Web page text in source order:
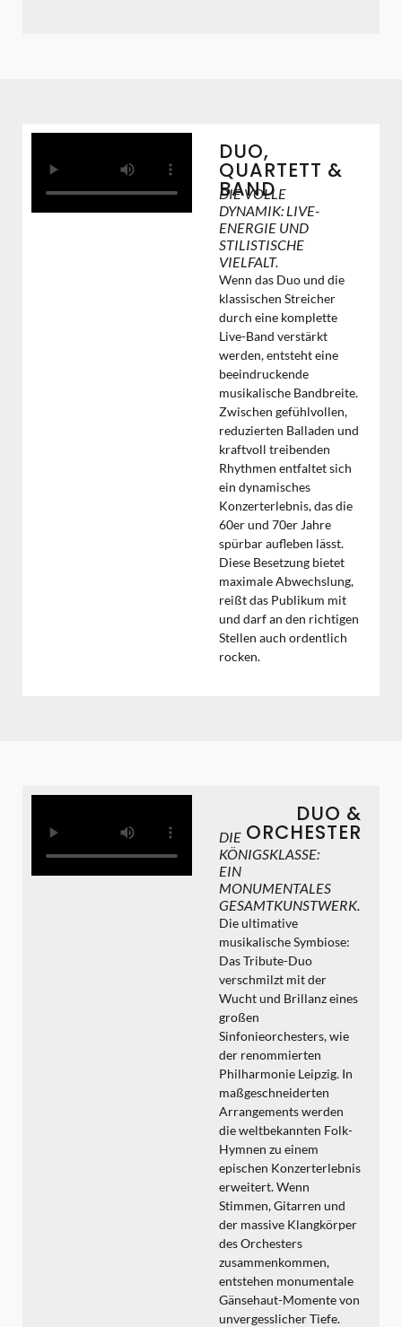
DUO,
QUARTETT &
BAND
DIE VOLLE
DYNAMIK: LIVE-
ENERGIE UND
STILISTISCHE
VIELFALT.
Wenn das Duo und die
klassischen Streicher
durch eine komplette
Live-Band verstärkt
werden, entsteht eine
beeindruckende
musikalische Bandbreite.
Zwischen gefühlvollen,
reduzierten Balladen und
kraftvoll treibenden
Rhythmen entfaltet sich
ein dynamisches
Konzerterlebnis, das die
60er und 70er Jahre
spürbar aufleben lässt.
Diese Besetzung bietet
maximale Abwechslung,
reißt das Publikum mit
und darf an den richtigen
Stellen auch ordentlich
rocken.
DUO &
ORCHESTER
DIE
KÖNIGSKLASSE:
EIN
MONUMENTALES
GESAMTKUNSTWERK.
Die ultimative
musikalische Symbiose:
Das Tribute-Duo
verschmilzt mit der
Wucht und Brillanz eines
großen
Sinfonieorchesters, wie
der renommierten
Philharmonie Leipzig. In
maßgeschneiderten
Arrangements werden
die weltbekannten Folk-
Hymnen zu einem
epischen Konzerterlebnis
erweitert. Wenn
Stimmen, Gitarren und
der massive Klangkörper
des Orchesters
zusammenkommen,
entstehen monumentale
Gänsehaut-Momente von
unvergesslicher Tiefe.